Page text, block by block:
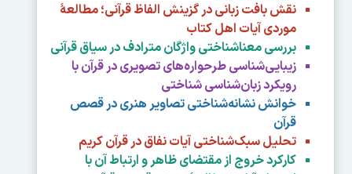
نقش بافت زبانی در گزینش الفاظ قرآنی؛ مطالعۀ
موردی آیات اهل کتاب
بررسی معناشناختی واژگان مترادف در سياق قرآنی
زیبایی‌شناسی طرحواره‌های تصویری در قرآن با
رویکرد زبان‌شناسی شناختی
خوانش نشانه‌شناختی تصاویر هنری در قصص
قرآن
تحلیل سبک‌شناختی آیات نفاق در قرآن کریم
کارکرد خروج از مقتضای ظاهر و ارتباط آن با